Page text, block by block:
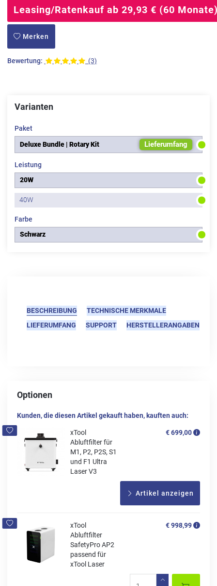
Leasing/Ratenkauf ab 29,93 € (60
Merken
Bewertung: (3)
Varianten
Paket
Deluxe Bundle | Rotary Kit
Lieferumfang
Leistung
20W
40W
Farbe
Schwarz
BESCHREIBUNG
TECHNISCHE MERKMALE
LIEFERUMFANG
SUPPORT HERSTELLERANGABEN
Optionen
Kunden, die diesen Artikel gekauft haben, kauften auch:
xTool
Abluftfilter für
M1, P2, P2S, S1
und F1 Ultra
Laser V3
€ 699,00
Artikel anzeigen
xTool
Abluftfilter
SafetyPro AP2
passend für
xTool Laser
€ 998,99